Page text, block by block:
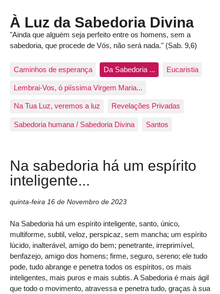
À Luz da Sabedoria Divina
"Ainda que alguém seja perfeito entre os homens, sem a
sabedoria, que procede de Vós, não será nada." (Sab. 9,6)
Caminhos de esperança Da Sabedoria ... Eucaristia
Lembrai-Vos, ó piíssima Virgem Maria...
Na Tua Luz, veremos a luz Revelações Privadas
Sabedoria humana / Sabedoria Divina Santos
Na sabedoria há um espírito
inteligente...
quinta-feira 16 de Novembro de 2023
Na Sabedoria há um espírito inteligente, santo, único,
multiforme, subtil, veloz, perspicaz, sem mancha; um espírito
lúcido, inalterável, amigo do bem; penetrante, irreprimível,
benfazejo, amigo dos homens; firme, seguro, sereno; ele tudo
pode, tudo abrange e penetra todos os espíritos, os mais
inteligentes, mais puros e mais subtis. A Sabedoria é mais ágil
que todo o movimento, atravessa e penetra tudo, graças à sua